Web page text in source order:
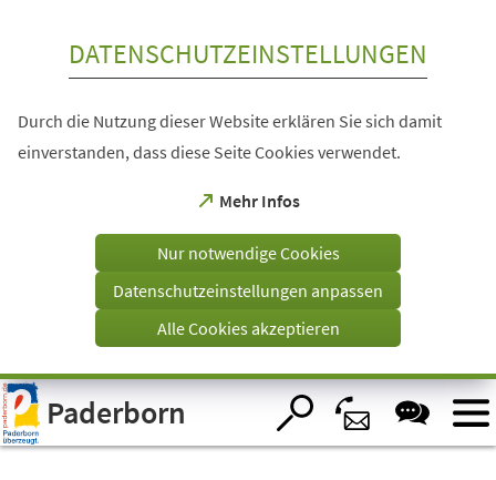
Visuelle
Assistenzsoftware
öffnen.
DATENSCHUTZEINSTELLUNGEN
Durch die Nutzung dieser Website erklären Sie sich damit
einverstanden, dass diese Seite Cookies verwendet.
Mehr Infos
(Öffnet
einem
Tab)
Nur notwendige Cookies
Datenschutzeinstellungen anpassen
Alle Cookies akzeptieren
Paderborn